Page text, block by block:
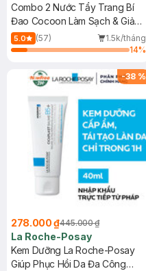
Combo 2 Nước Tẩy Trang Bí
Đao Cocoon Làm Sạch & Giảm
Dầu 500ml
5.0 (57)
1.5k/tháng
14%
-38 %
278.000 ₫445.000 ₫
La Roche-Posay
Kem Dưỡng La Roche-Posay
Giúp Phục Hồi Da Đa Công